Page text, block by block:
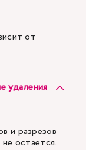
от
удаления
и разрезов
остается.